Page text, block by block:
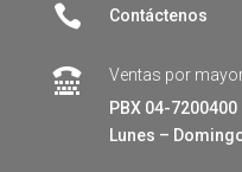
 Contáctenos

Ventas por
PBX 04-7200400
Lunes –